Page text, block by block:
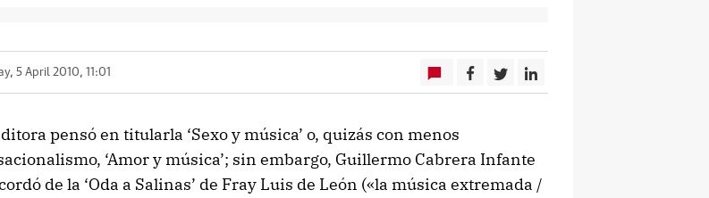
5 April 2010, 11:01
pensó en titularla ‘Sexo y música’ o, quizás con menos
‘Amor y música’; sin embargo, Guillermo Cabrera Infante
de la ‘Oda a Salinas’ de Fray Luis de León («la música extremada /